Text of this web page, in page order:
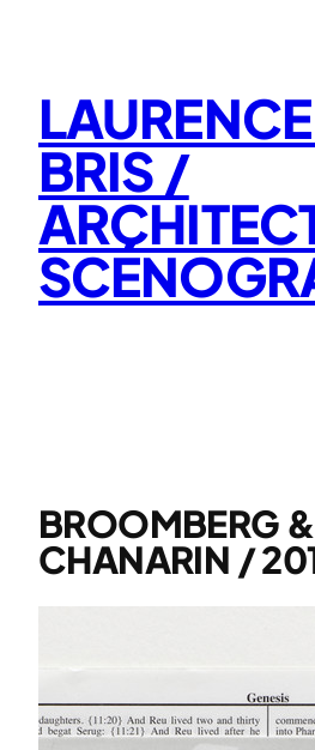
BRIS /
BROOMBERG &
CHANARIN /